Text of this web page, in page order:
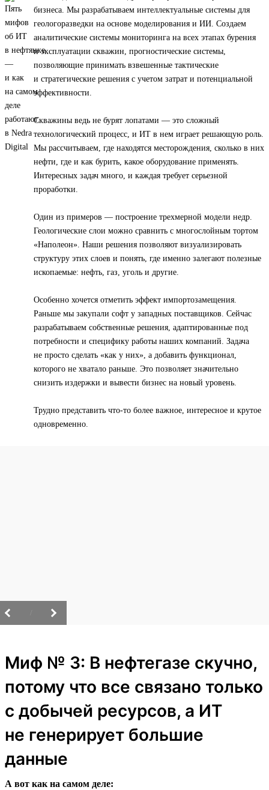
бизнеса. Мы разрабатываем интеллектуальные системы для
геологоразведки на основе моделирования и ИИ. Создаем
аналитические системы мониторинга на всех этапах бурения
и эксплуатации скважин, прогностические системы,
позволяющие принимать взвешенные тактические
и стратегические решения с учетом затрат и потенциальной
эффективности.
Скважины ведь не бурят лопатами — это сложный
технологический процесс, и ИТ в нем играет решающую роль.
Мы рассчитываем, где находятся месторождения, сколько в них
нефти, где и как бурить, какое оборудование применять.
Интересных задач много, и каждая требует серьезной
проработки.
Один из примеров — построение трехмерной модели недр.
Геологические слои можно сравнить с многослойным тортом
«Наполеон». Наши решения позволяют визуализировать
структуру этих слоев и понять, где именно залегают полезные
ископаемые: нефть, газ, уголь и другие.
Особенно хочется отметить эффект импортозамещения.
Раньше мы закупали софт у западных поставщиков. Сейчас
разрабатываем собственные решения, адаптированные под
потребности и специфику работы наших компаний. Задача
не просто сделать «как у них», а добавить функционал,
которого не хватало раньше. Это позволяет значительно
снизить издержки и вывести бизнес на новый уровень.
Трудно представить что-то более важное, интересное и крутое
одновременно.
Миф № 3: В нефтегазе скучно,
потому что все связано только
с добычей ресурсов, а ИТ
не генерирует большие
данные
А вот как на самом деле: